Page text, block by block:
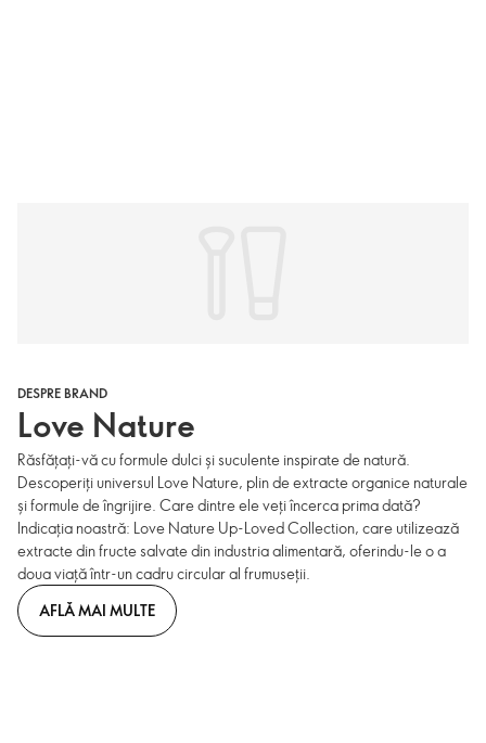
DESPRE BRAND
Love Nature
Răsfățați-vă cu formule dulci și suculente inspirate de natură.
Descoperiți universul Love Nature, plin de extracte organice naturale
și formule de îngrijire. Care dintre ele veți încerca prima dată?
Indicația noastră: Love Nature Up-Loved Collection, care utilizează
extracte din fructe salvate din industria alimentară, oferindu-le o a
doua viață într-un cadru circular al frumuseții.
AFLĂ MAI MULTE